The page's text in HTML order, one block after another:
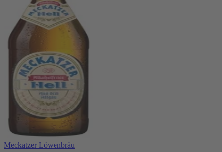
Meckatzer Löwenbräu